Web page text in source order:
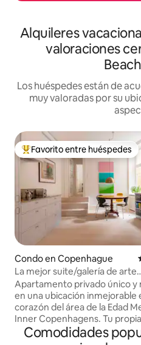
Alquileres
valoraciones
Los huéspedes están de
muy valoradas por su
Favorito entre huéspedes
Favorito entre huéspedes
Condo en Copenhague
La mejor suite/galería de arte
céntrica/privada de lujo
Apartamento privado único y
en una ubicación inmejorable
corazón del área de la Edad
Inner Copenhagens. Tu propia «casa
adosada» con entrada
calle lateral tranquila. Un lujo de alta
Comodidades